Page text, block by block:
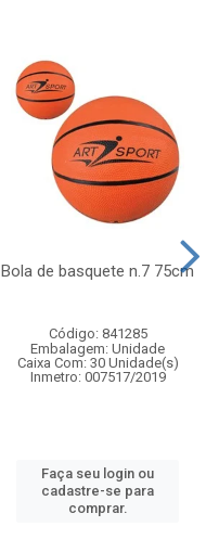
Bola de basquete n.7 75cm
Código: 841285
Embalagem: Unidade
Caixa Com: 30 Unidade(s)
Inmetro: 007517/2019
Faça seu login ou
cadastre-se para
comprar.